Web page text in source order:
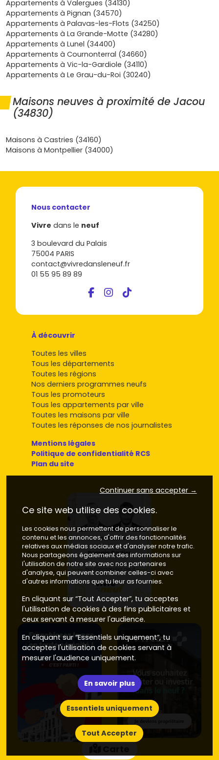
équipements modernes et, souvent, accompagnement
pour monter ton dossier de financement. Sur Vivre dans le
neuf, tu peux découvrir lesprogrammes neufs de Jacou
qui correspondent à ton budget, comparer les prix, les
délais de livraison, les prestations, et identifier les
quartiers où tu te sentiras chez toi. Tu avances à ton
rythme, tu vérifies ton éligibilité au PTZ et tu te projettes
facilement avec des logements clés en main. En bref, si tu
maintenant les programmes disponibles et trouve ton
appartement neuf à Jacou avec un maximum d’atouts
pour bien démarrer.
Appartements à Valergues (34130)
Appartements à Pignan (34570)
Appartements à Palavas-les-Flots (34250)
Appartements à La Grande-Motte (34280)
Appartements à Lunel (34400)
Appartements à Cournonterral (34660)
Appartements à Vic-la-Gardiole (34110)
Appartements à Le Grau-du-Roi (30240)
Maisons neuves à proximité de Jacou
(34830)
Maisons à Castries (34160)
Maisons à Montpellier (34000)
Nous contacter
Vivre dans le neuf
3 boulevard du Palais
75004 PARIS
contact@vivredansleneuf.fr
01 55 95 89 89
À découvrir
Toutes les villes
Tous les départements
Toutes les régions
Nos derniers programmes neufs
Tous les promoteurs
Tous les appartements par ville
Toutes les maisons par ville
Toutes les réponses de nos journalistes
Mentions légales
Politique de confidentialité RCS
Plan du site
Continuer sans accepter →
Ce site web utilise des cookies.
Les cookies nous permettent de personnaliser le
contenu et les annonces, d'offrir des fonctionnalités
relatives aux médias sociaux et d'analyser notre trafic.
Nous partageons également des informations sur
l'utilisation de notre site avec nos partenaires
d'analyse, qui peuvent combiner celles-ci avec
d'autres informations que tu leur as fournies.
En cliquant sur “Tout Accepter”, tu acceptes
l'utilisation de cookies à des fins publicitaires et
ceux servant à mesurer l'audience.
En cliquant sur “Essentiels uniquement”, tu
acceptes l'utilisation de cookies servant à
mesurer l'audience uniquement.
En savoir plus
Essentiels uniquement
Tout Accepter